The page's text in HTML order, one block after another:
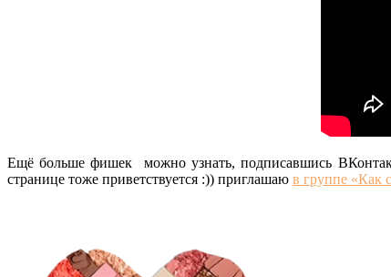
Ещё больше фишек можно узнать, подписавшись
странице тоже приветствуется :)) приглашаю в группе «Как